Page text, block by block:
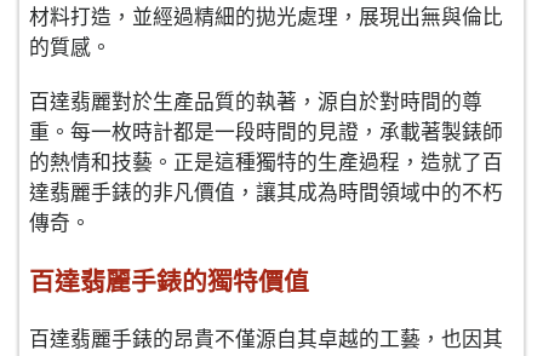
材料打造，並經過精細的拋光處理，展現出無與倫比
的質感。
百達翡麗對於生產品質的執著，源自於對時間的尊
重。每一枚時計都是一段時間的見證，承載著製錶師
的熱情和技藝。正是這種獨特的生產過程，造就了百
達翡麗手錶的非凡價值，讓其成為時間領域中的不朽
傳奇。
百達翡麗手錶的獨特價值
百達翡麗手錶的昂貴不僅源自其卓越的工藝，也因其